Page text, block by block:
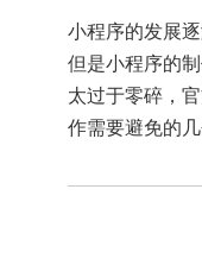
小程序的发展
但是小程序的
太过于零碎，
作需要避免的几